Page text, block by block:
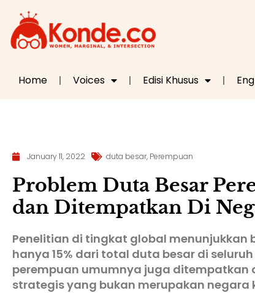
Home Voices Edisi Khusus
January 11, 2022 duta besar, Perempuan
Problem Duta Besar
dan Ditempatkan Di
Penelitian di tingkat global menunjukkan
hanya 15% dari total duta besar di
perempuan umumnya juga
strategis yang bukan merupakan